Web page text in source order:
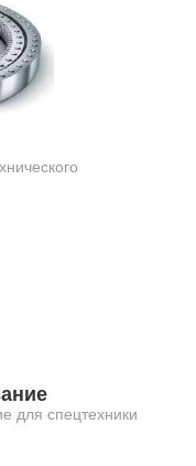
для спецтехники